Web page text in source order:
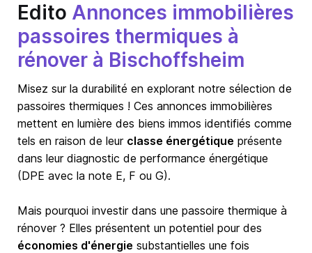
Edito Annonces immobilières
passoires thermiques à
rénover à Bischoffsheim
Misez sur la durabilité en explorant notre sélection de
passoires thermiques ! Ces annonces immobilières
mettent en lumière des biens immos identifiés comme
tels en raison de leur classe énergétique présente
dans leur diagnostic de performance énergétique
(DPE avec la note E, F ou G).
Mais pourquoi investir dans une passoire thermique à
rénover ? Elles présentent un potentiel pour des
économies d'énergie substantielles une fois